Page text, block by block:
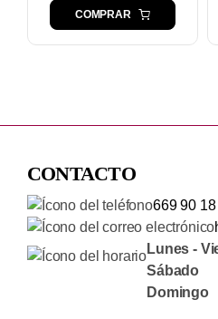
COMPRAR
CONTACTO
669 90 18
Lunes -
Sábado
Domingo